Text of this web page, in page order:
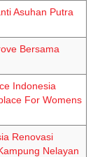
Asuhan Putra
Bersama
Indonesia
For Womens
Renovasi
Nelayan